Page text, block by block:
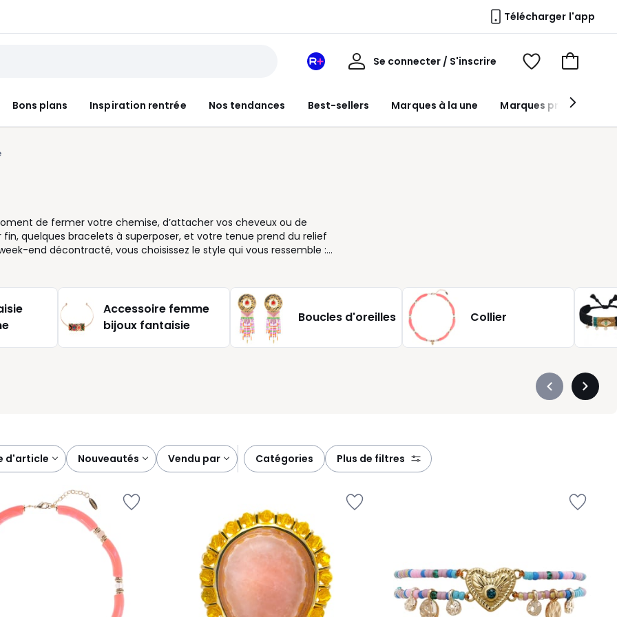
Télécharger l'app
Bons plans Inspiration rentrée Nos tendances Best-sellers Marques à la une Marques premium
Mon
Redoute
Se connecter / S'inscrire
Mon
Voir
Voir
panier
de fermer votre chemise, d’attacher vos cheveux ou de
quelques bracelets à superposer, et votre tenue prend du relief
end décontracté, vous choisissez le style qui vous ressemble :
strass, cœur, maille ou pampilles. Le bijou fantaisie permet de
compliquer votre look. Nous vous proposons des modèles faciles
douce, blazer structuré ou simple tee-shirt blanc. C’est
féminin, actuel et agréable à porter. Pour composer votre
en gardant une harmonie de formes et de couleurs.
Accessoire femme
bijoux fantaisie
Boucles d'oreilles Collier
Précédent
d'article nouveautés vendu par catégories plus de filtres